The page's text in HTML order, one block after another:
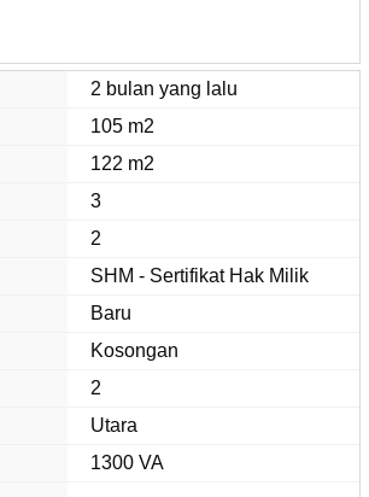
2 bulan yang lalu
105 m2
122 m2
3
2
SHM - Sertifikat Hak Milik
Baru
Kosongan
2
Utara
1300 VA